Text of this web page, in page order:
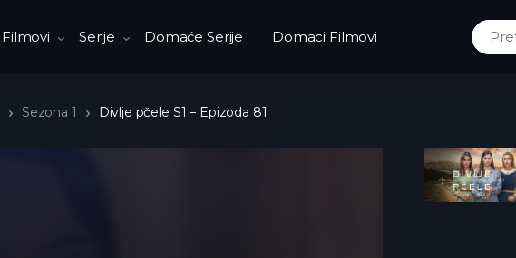
Filmovi Serije Domaće Serije Domaci Filmovi
Traži:
Sezona 1 Divlje pčele S1 – Epizoda 81